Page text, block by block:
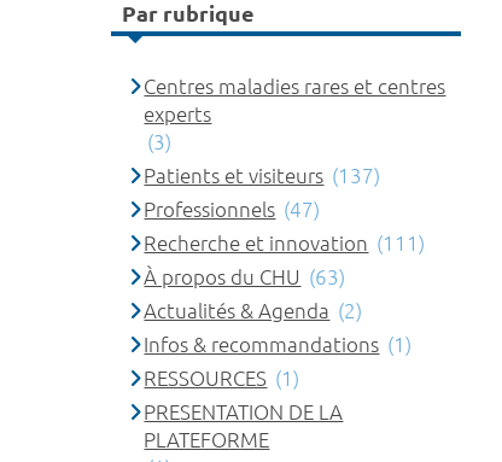
Par rubrique
Centres maladies rares et centres
experts
(3)
Patients et visiteurs (137)
Professionnels (47)
Recherche et innovation (111)
À propos du CHU (63)
Actualités & Agenda (2)
Infos & recommandations (1)
RESSOURCES (1)
PRESENTATION DE LA
PLATEFORME